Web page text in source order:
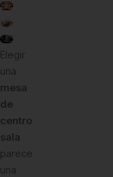
Elegir
una
mesa
de
centro
sala
parece
una